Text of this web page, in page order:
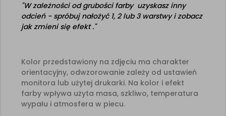
"W zależności od grubości farby uzyskasz inny
odcień - spróbuj nałożyć 1, 2 lub 3 warstwy i zobacz
jak zmieni się efekt ."
Kolor przedstawiony na zdjęciu ma charakter
orientacyjny, odwzorowanie zależy od ustawień
monitora lub użytej drukarki. Na kolor i efekt
farby wpływa użyta masa, szkliwo, temperatura
wypału i atmosfera w piecu.